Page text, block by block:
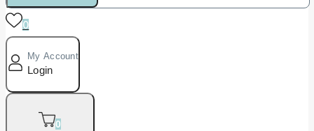
0
My Account
Login
0